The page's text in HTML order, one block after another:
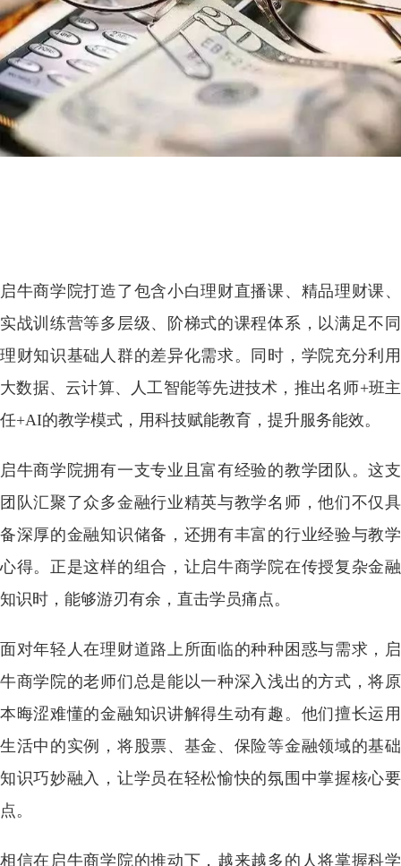
启牛商学院打造了包含小白理财直播课、精品理财课、
实战训练营等多层级、阶梯式的课程体系，以满足不同
理财知识基础人群的差异化需求。同时，学院充分利用
大数据、云计算、人工智能等先进技术，推出名师+班主
任+AI的教学模式，用科技赋能教育，提升服务能效。
启牛商学院拥有一支专业且富有经验的教学团队。这支
团队汇聚了众多金融行业精英与教学名师，他们不仅具
备深厚的金融知识储备，还拥有丰富的行业经验与教学
心得。正是这样的组合，让启牛商学院在传授复杂金融
知识时，能够游刃有余，直击学员痛点。
面对年轻人在理财道路上所面临的种种困惑与需求，启
牛商学院的老师们总是能以一种深入浅出的方式，将原
本晦涩难懂的金融知识讲解得生动有趣。他们擅长运用
生活中的实例，将股票、基金、保险等金融领域的基础
知识巧妙融入，让学员在轻松愉快的氛围中掌握核心要
点。
相信在启牛商学院的推动下，越来越多的人将掌握科学